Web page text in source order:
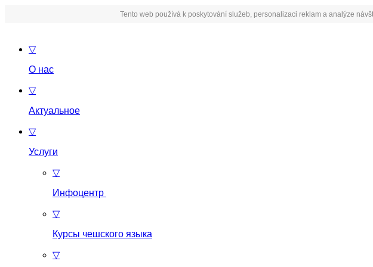
Tento web používá k poskytování služeb, personalizaci reklam a analýze
▽
О нас
▽
Актуальное
▽
Услуги
▽
Инфоцентр
▽
Курсы чешского языка
▽